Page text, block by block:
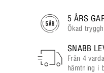
5 ÅRS
Ökad
SNABB
Från 4
hämtning i